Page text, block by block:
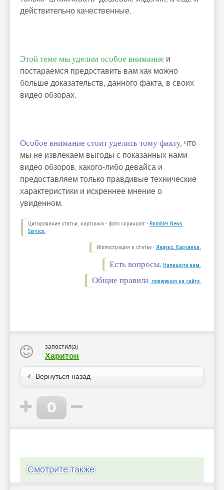
действительно качественные.
Этой теме мы уделим особое внимание и
постараемся предоставить вам как можно
больше доказательств, данного факта, в своих
видео обзорах.
Особое внимание стоит уделить тому факту, что
мы не извлекаем выгоды с показанных нами
видео обзоров, какого-либо девайса и
предоставляем только правдивые технические
характеристики и искреннее мнение о
увиденном.
Цитирование статьи, картинки - фото скриншот - Rambler News
Service.
Иллюстрация к статье - Яндекс. Картинки.
Есть вопросы. Напишите нам.
Общие правила поведения на сайте.
запостил(а)
Харитон
Вернуться назад
0
Смотрите также